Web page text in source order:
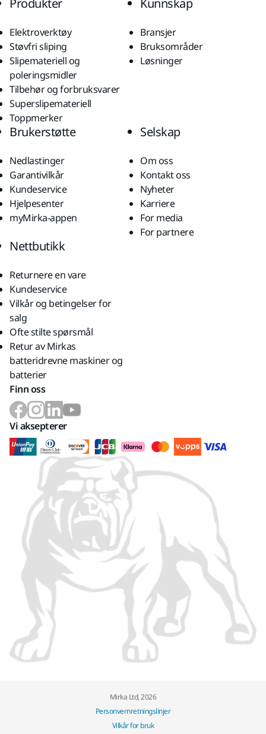
Elektroverktøy
Støvfri sliping
Slipemateriell og
poleringsmidler
Tilbehør og forbruksvarer
Superslipemateriell
Toppmerker
Bransjer
Bruksområder
Løsninger
Brukerstøtte
Nedlastinger
Garantivilkår
Kundeservice
Hjelpesenter
myMirka-appen
Selskap
Om oss
Kontakt oss
Nyheter
Karriere
For media
For partnere
Nettbutikk
Returnere en vare
Kundeservice
Vilkår og betingelser for
salg
Ofte stilte spørsmål
Retur av Mirkas
batteridrevne maskiner og
batterier
Finn oss
Vi aksepterer
Mirka Ltd, 2026
Personvernretningslinjer
Vilkår for bruk